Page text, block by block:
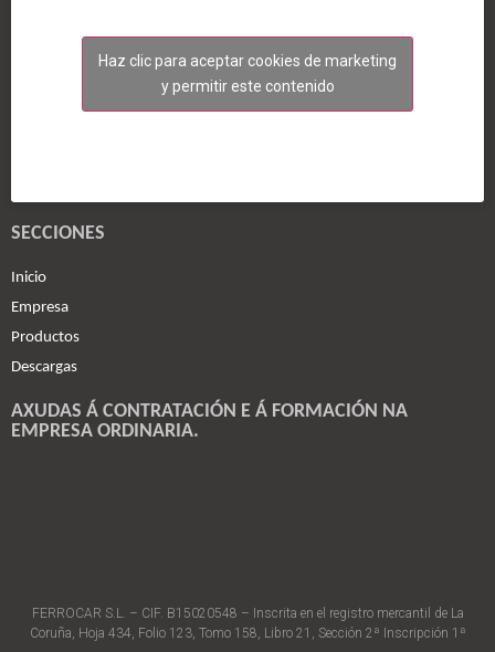
Haz clic para aceptar cookies de marketing
y permitir este contenido
SECCIONES
Inicio
Empresa
Productos
Descargas
AXUDAS Á CONTRATACIÓN E Á FORMACIÓN NA
EMPRESA ORDINARIA.
FERROCAR S.L. – CIF. B15020548 – Inscrita en el registro mercantil de La
Coruña, Hoja 434, Folio 123, Tomo 158, Libro 21, Sección 2ª Inscripción 1ª